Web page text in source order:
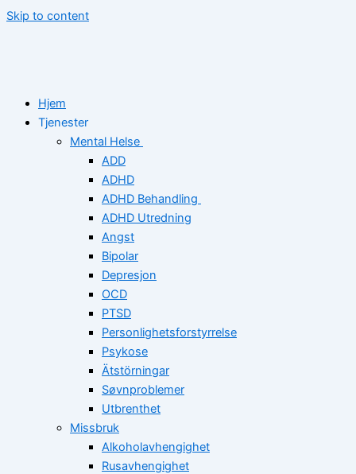
Skip to content
Hjem
Tjenester
Mental Helse
ADD
ADHD
ADHD Behandling
ADHD Utredning
Angst
Bipolar
Depresjon
OCD
PTSD
Personlighetsforstyrrelse
Psykose
Ätstörningar
Søvnproblemer
Utbrenthet
Missbruk
Alkoholavhengighet
Rusavhengighet